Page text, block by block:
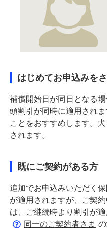
はじめてお申込みを
補償開始日が同日となる
頭割引が同時に適用され
ことをおすすめします。
されます。
既にご契約がある方
追加でお申込みいただく
が適用されますが、ご契
は、ご継続時より割引が適
同一のご契約者さま